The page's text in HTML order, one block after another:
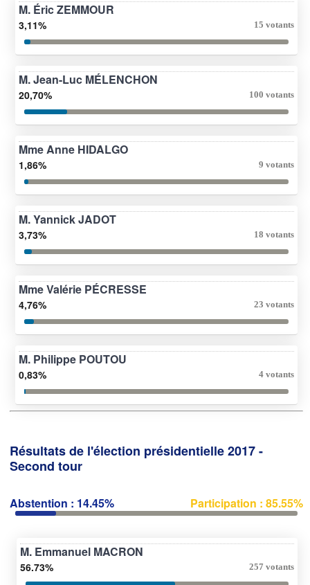
M. Éric ZEMMOUR
3,11% 15 votants
M. Jean-Luc MÉLENCHON
20,70% 100 votants
Mme Anne HIDALGO
1,86% 9 votants
M. Yannick JADOT
3,73% 18 votants
Mme Valérie PÉCRESSE
4,76% 23 votants
M. Philippe POUTOU
0,83% 4 votants
Résultats de l'élection présidentielle 2017 -
Second tour
Abstention : 14.45% Participation : 85.55%
M. Emmanuel MACRON
56.73% 257 votants